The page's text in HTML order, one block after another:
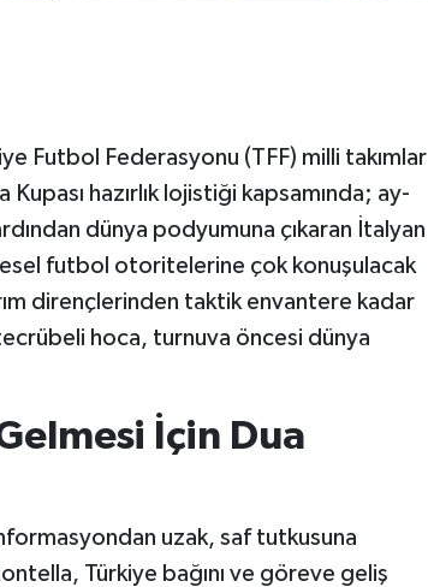
Futbol Federasyonu (TFF) milli takımlar
hazırlık lojistiği kapsamında; ay-
dünya podyumuna çıkaran İtalyan
futbol otoritelerine çok konuşulacak
dirençlerinden taktik envantere kadar
hoca, turnuva öncesi dünya
İçin Dua
uzak, saf tutkusuna
Türkiye bağını ve göreve geliş